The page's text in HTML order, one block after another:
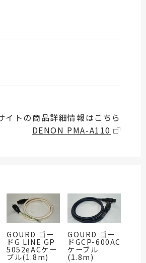
イトの商品詳細情報はこちら
DENON PMA-A110
GOURD ゴー
ドG LINE GP
5052eACケー
ブル(1.8m)
GOURD ゴー
ドGCP-600AC
ケーブル
(1.8m)